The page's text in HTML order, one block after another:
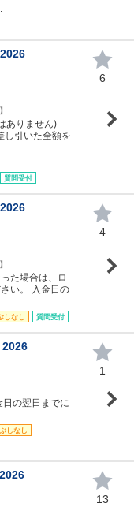
ありません)
し引いた全額を
質問受付
6
た場合は、ロ
い。 入金日の
しなし 質問受付
4
2026
の翌日までに
しなし
1
13